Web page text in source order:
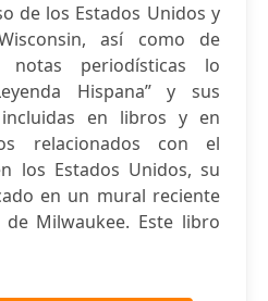
de los Estados Unidos y
así como de
notas periodísticas lo
Hispana” y sus
en libros y en
relacionados con el
los Estados Unidos, su
en un mural reciente
Milwaukee. Este libro